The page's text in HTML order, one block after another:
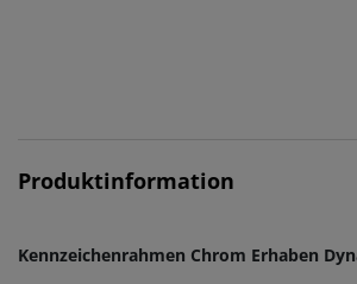
Produktinformation
Kennzeichenrahmen Chrom Erhaben